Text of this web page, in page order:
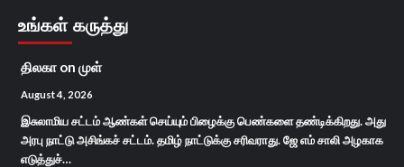
உங்கள் கருத்து
திலகா on முள்
August 4, 2026
இசுலாமிய சட்டம் ஆண்கள் செய்யும் பிழைக்கு பெண்களை தண்டிக்கிறது. அது
அரபு நாட்டு அசிங்கச் சட்டம். தமிழ் நாட்டுக்கு சரிவராது. ஜே எம் சாலி அழகாக
எடுத்துச்…